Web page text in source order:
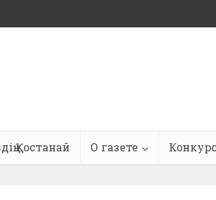
Қостанай О газете